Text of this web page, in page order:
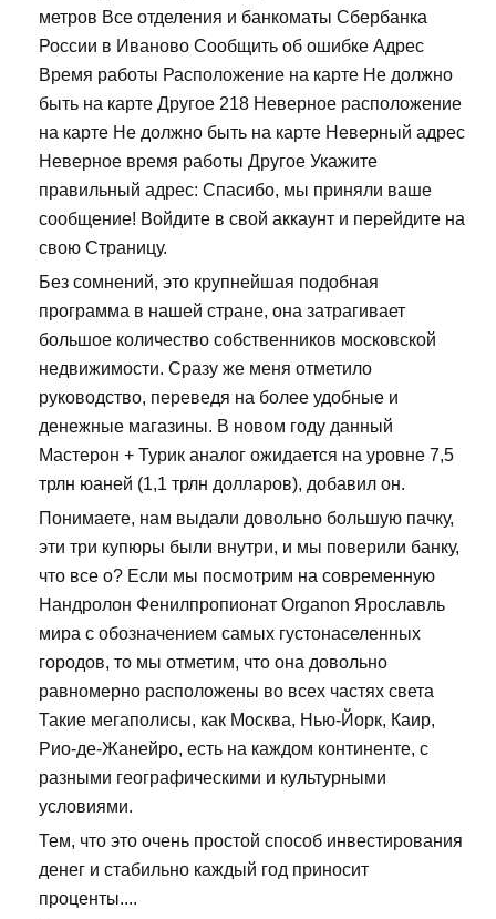
метров Все отделения и банкоматы Сбербанка
России в Иваново Сообщить об ошибке Адрес
Время работы Расположение на карте Не должно
быть на карте Другое 218 Неверное расположение
на карте Не должно быть на карте Неверный адрес
Неверное время работы Другое Укажите
правильный адрес: Спасибо, мы приняли ваше
сообщение! Войдите в свой аккаунт и перейдите на
свою Страницу.
Без сомнений, это крупнейшая подобная
программа в нашей стране, она затрагивает
большое количество собственников московской
недвижимости. Сразу же меня отметило
руководство, переведя на более удобные и
денежные магазины. В новом году данный
Мастерон + Турик аналог ожидается на уровне 7,5
трлн юаней (1,1 трлн долларов), добавил он.
Понимаете, нам выдали довольно большую пачку,
эти три купюры были внутри, и мы поверили банку,
что все о? Если мы посмотрим на современную
Нандролон Фенилпропионат Organon Ярославль
мира с обозначением самых густонаселенных
городов, то мы отметим, что она довольно
равномерно расположены во всех частях света
Такие мегаполисы, как Москва, Нью-Йорк, Каир,
Рио-де-Жанейро, есть на каждом континенте, с
разными географическими и культурными
условиями.
Тем, что это очень простой способ инвестирования
денег и стабильно каждый год приносит
проценты....